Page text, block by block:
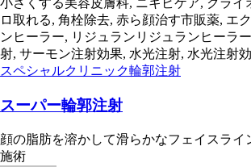
スペシャルクリニック輪郭注射
スーパー輪郭注射
顔の脂肪を溶かして滑らかなフェイスライ
施術